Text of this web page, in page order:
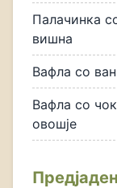
Палачинка
вишна
Вафла со
Вафла со
овошје